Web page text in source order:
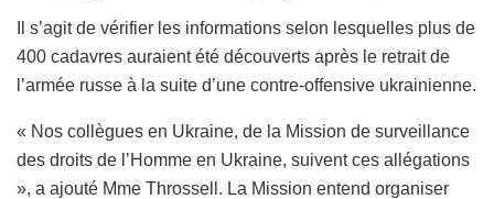
Il s’agit de vérifier les informations selon lesquelles plus de
400 cadavres auraient été découverts après le retrait de
l’armée russe à la suite d’une contre-offensive ukrainienne.
« Nos collègues en Ukraine, de la Mission de surveillance
des droits de l’Homme en Ukraine, suivent ces allégations
», a ajouté Mme Throssell. La Mission entend organiser